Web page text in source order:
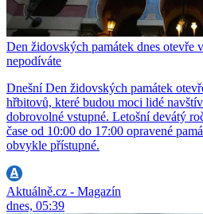
Den židovských památek dnes otevře
nepodíváte
Dnešní Den židovských památek
hřbitovů, které budou moci lidé
dobrovolné vstupné. Letošní devátý
čase od 10:00 do 17:00 opravené
obvykle přístupné.
Aktuálně.cz - Magazín
dnes, 05:39